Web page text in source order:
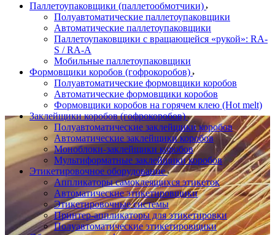
Паллетоупаковщики (паллетообмотчики)
Полуавтоматические паллетоупаковщики
Автоматические паллетоупаковщики
Паллетоупаковщики с вращающейся «рукой»: RA-
S / RA-A
Мобильные паллетоупаковщики
Формовщики коробов (гофрокоробов)
Полуавтоматические формовщики коробов
Автоматические формовщики коробов
Формовщики коробов на горячем клею (Hot melt)
Заклейщики коробов (гофрокоробов)
Полуавтоматические заклейщики коробов
Автоматические заклейщики коробов
Моноблоки-заклейщики коробов
Мультиформатные заклейщики коробов
Этикетировочное оборудование
Аппликаторы самоклеящихся этикеток
Автоматические этикетировщики
Этикетировочные системы
Принтер-аппликаторы для этикетировки
Полуавтоматические этикетировщики